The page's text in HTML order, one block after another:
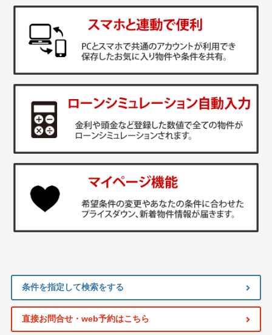
条件を指定して検索をする
直接お問合せ・web予約はこちら